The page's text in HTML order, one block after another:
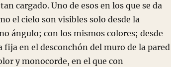
cargado. Uno de esos en los que se da
el cielo son visibles solo desde la
ángulo; con los mismos colores; desde
en el desconchón del muro de la pared
y monocorde, en el que con